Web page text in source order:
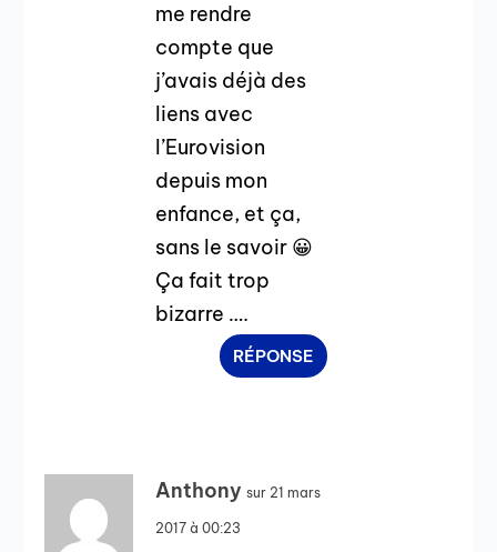
me rendre
compte que
j’avais déjà des
liens avec
l’Eurovision
depuis mon
enfance, et ça,
sans le savoir 😀
Ça fait trop
bizarre ….
RÉPONSE
Anthony sur 21 mars
2017 à 00:23